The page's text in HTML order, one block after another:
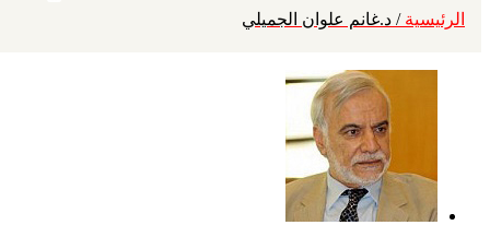
الرئيسية / د.غانم علوان الجميلي